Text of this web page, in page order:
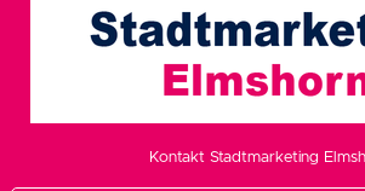
Kontakt Stadtmarketing